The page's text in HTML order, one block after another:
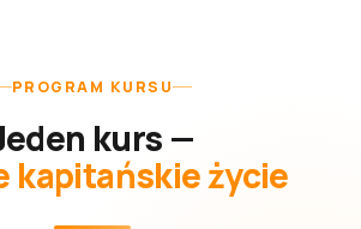
PROGRAM KURSU
kurs —
kapitańskie życie